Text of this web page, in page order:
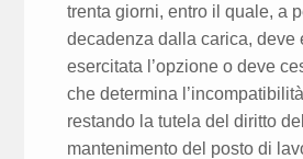
trenta giorni, entro il quale, a
decadenza dalla carica, deve
esercitata l’opzione o deve
che determina
restando la tutela del diritto
mantenimento del posto di